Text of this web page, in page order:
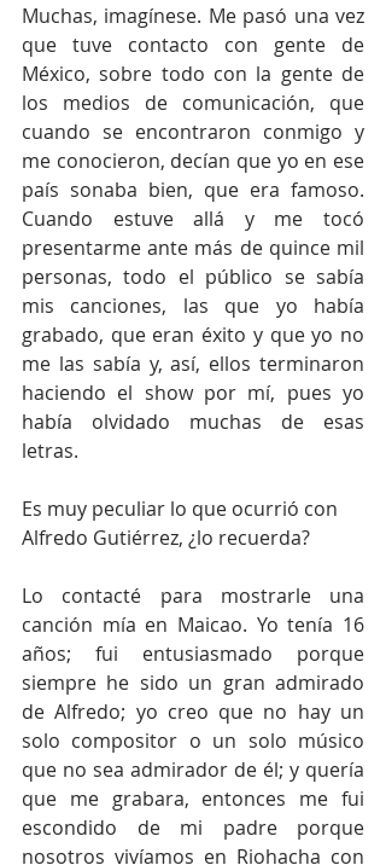
Muchas, imagínese. Me pasó una vez
que tuve contacto con gente de
México, sobre todo con la gente de
los medios de comunicación, que
cuando se encontraron conmigo y
me conocieron, decían que yo en ese
país sonaba bien, que era famoso.
Cuando estuve allá y me tocó
presentarme ante más de quince mil
personas, todo el público se sabía
mis canciones, las que yo había
grabado, que eran éxito y que yo no
me las sabía y, así, ellos terminaron
haciendo el show por mí, pues yo
había olvidado muchas de esas
letras.
Es muy peculiar lo que ocurrió con
Alfredo Gutiérrez, ¿lo recuerda?
Lo contacté para mostrarle una
canción mía en Maicao. Yo tenía 16
años; fui entusiasmado porque
siempre he sido un gran admirado
de Alfredo; yo creo que no hay un
solo compositor o un solo músico
que no sea admirador de él; y quería
que me grabara, entonces me fui
escondido de mi padre porque
nosotros vivíamos en Riohacha con